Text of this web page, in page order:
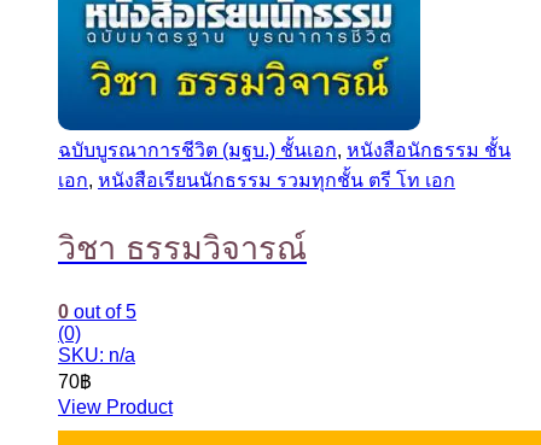
ฉบับบูรณาการชีวิต (มฐบ.) ชั้นเอก, หนังสือนักธรรม ชั้น
เอก, หนังสือเรียนนักธรรม รวมทุกชั้น ตรี โท เอก
วิชา ธรรมวิจารณ์
0 out of 5
(0)
SKU: n/a
70฿
View Product